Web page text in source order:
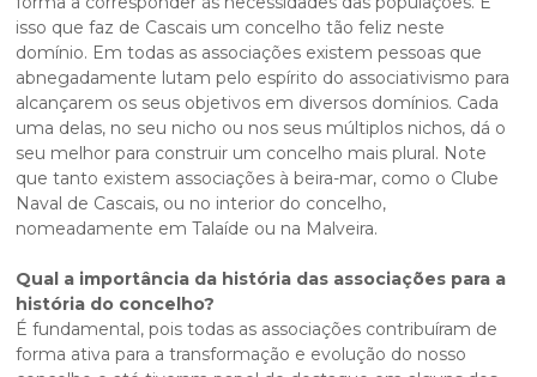
isso que faz de Cascais um concelho tão feliz neste
domínio. Em todas as associações existem pessoas que
abnegadamente lutam pelo espírito do associativismo para
alcançarem os seus objetivos em diversos domínios. Cada
uma delas, no seu nicho ou nos seus múltiplos nichos, dá o
seu melhor para construir um concelho mais plural. Note
que tanto existem associações à beira-mar, como o Clube
Naval de Cascais, ou no interior do concelho,
nomeadamente em Talaíde ou na Malveira.
Qual a importância da história das associações para a
história do concelho?
É fundamental, pois todas as associações contribuíram de
forma ativa para a transformação e evolução do nosso